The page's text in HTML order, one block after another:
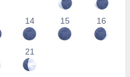
14 15 16
21